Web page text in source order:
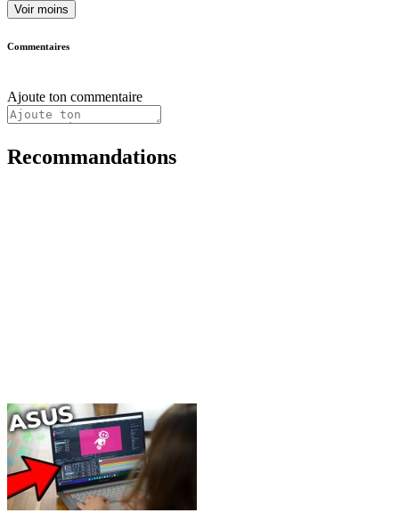
Voir moins
Commentaires
Ajoute ton commentaire
Recommandations